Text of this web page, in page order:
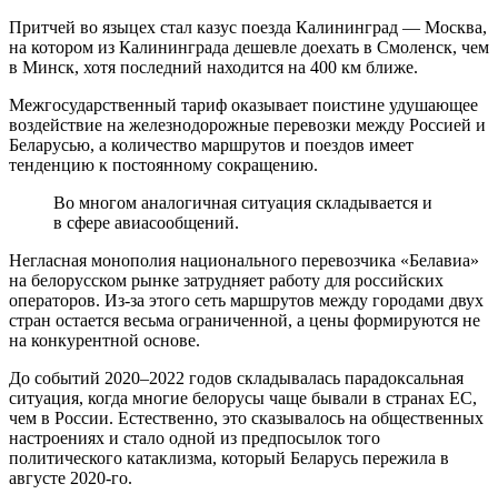
Притчей во языцех стал казус поезда Калининград — Москва,
на котором из Калининграда дешевле доехать в Смоленск, чем
в Минск, хотя последний находится на 400 км ближе.
Межгосударственный тариф оказывает поистине удушающее
воздействие на железнодорожные перевозки между Россией и
Беларусью, а количество маршрутов и поездов имеет
тенденцию к постоянному сокращению.
Во многом аналогичная ситуация складывается и
в сфере авиасообщений.
Негласная монополия национального перевозчика «Белавиа»
на белорусском рынке затрудняет работу для российских
операторов. Из-за этого сеть маршрутов между городами двух
стран остается весьма ограниченной, а цены формируются не
на конкурентной основе.
До событий 2020–2022 годов складывалась парадоксальная
ситуация, когда многие белорусы чаще бывали в странах ЕС,
чем в России. Естественно, это сказывалось на общественных
настроениях и стало одной из предпосылок того
политического катаклизма, который Беларусь пережила в
августе 2020-го.